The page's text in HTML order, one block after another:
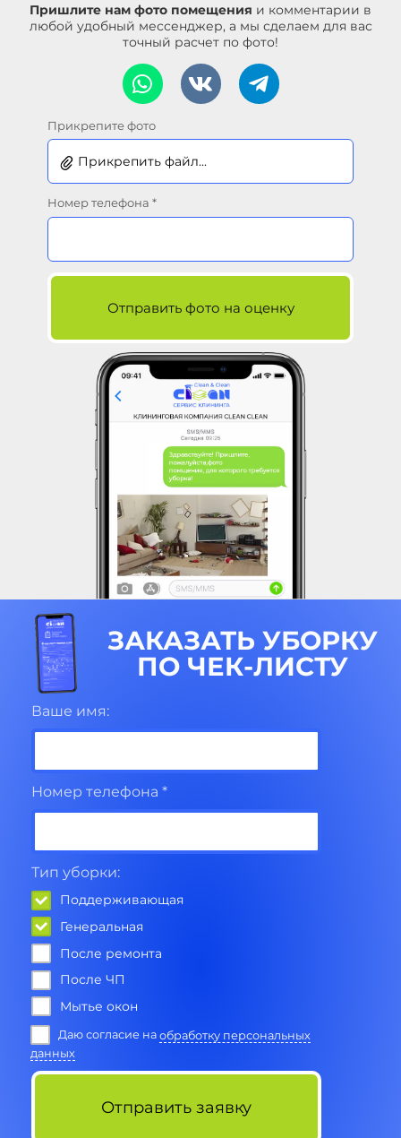
Пришлите нам фото помещения и комментарии в
любой удобный мессенджер, а мы сделаем для вас
точный расчет по фото!
Прикрепите фото
Прикрепить файл...
Номер телефона *
Отправить фото на оценку
ЗАКАЗАТЬ УБОРКУ
ПО ЧЕК-ЛИСТУ
Ваше имя:
Номер телефона *
Тип уборки:
Поддерживающая
Генеральная
После ремонта
После ЧП
Мытье окон
Даю согласие на обработку персональных
данных
Отправить заявку